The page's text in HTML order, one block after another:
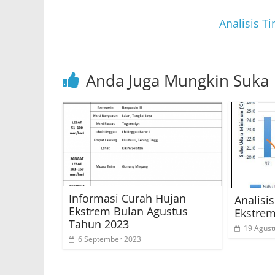
Analisis
Anda Juga Mungkin Suka
Informasi Curah Hujan
Ekstrem Bulan Agustus
Tahun 2023
6 September 2023
19